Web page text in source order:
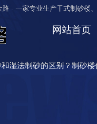
路 - 一家专业生产干式制砂楼
网站首页
湿法制砂的区别？制砂楼